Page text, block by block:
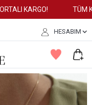
KARGO! TÜM
HESABIM